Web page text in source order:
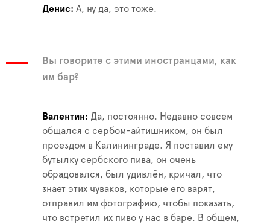
Денис А, ну да, это тоже.
Вы говорите с этими иностранцами, как
им бар?
Валентин
Да, постоянно. Недавно совсем
общался с сербом-айтишником, он был
проездом в Калининграде. Я поставил ему
бутылку сербского пива, он очень
обрадовался, был удивлён, кричал, что
знает этих чуваков, которые его варят,
отправил им фотографию, чтобы показать,
что встретил их пиво у нас в баре. В общем,